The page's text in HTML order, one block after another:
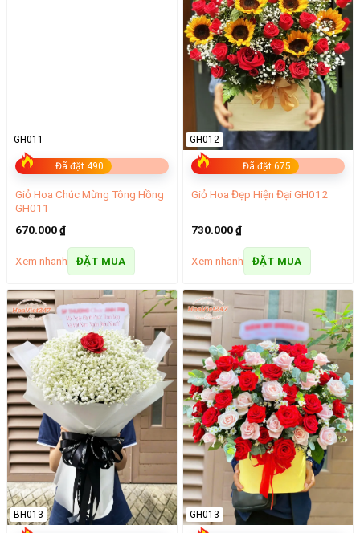
Đã đặt 490
GH011
Giỏ Hoa Chúc Mừng Tông Hồng
GH011
670.000₫
Xem nhanh ĐẶT MUA
Đã đặt 675
GH012
Giỏ Hoa Đẹp Hiện Đại GH012
730.000₫
Xem nhanh ĐẶT MUA
BH013 GH013